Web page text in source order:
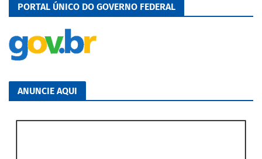
PORTAL ÚNICO DO GOVERNO FEDERAL
ANUNCIE AQUI